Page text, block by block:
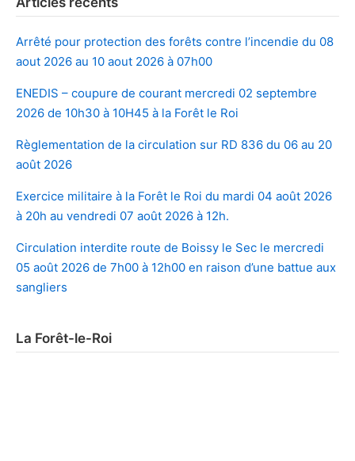
Arrêté pour protection des forêts contre l’incendie du 08
aout 2026 au 10 aout 2026 à 07h00
ENEDIS – coupure de courant mercredi 02 septembre
2026 de 10h30 à 10H45 à la Forêt le Roi
Règlementation de la circulation sur RD 836 du 06 au 20
août 2026
Exercice militaire à la Forêt le Roi du mardi 04 août 2026
à 20h au vendredi 07 août 2026 à 12h.
Circulation interdite route de Boissy le Sec le mercredi
05 août 2026 de 7h00 à 12h00 en raison d’une battue aux
sangliers
La Forêt-le-Roi